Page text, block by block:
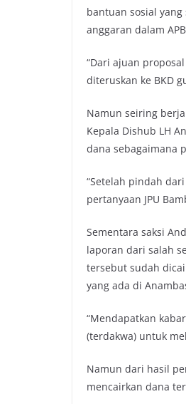
bantuan sosial
anggaran dalam
“Dari ajuan
diteruskan ke BKD
Namun seiring
Kepala Dishub LH
dana sebagaimana
“Setelah pindah
pertanyaan JPU
Sementara saksi
laporan dari salah
tersebut sudah
yang ada di
“Mendapatkan
(terdakwa) untuk
Namun dari hasil
mencairkan dana